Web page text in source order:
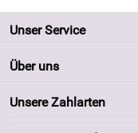
Unser Service
Kontakt
Kundeninformationen
Über uns
Unsere Bestseller
Unsere Zahlarten